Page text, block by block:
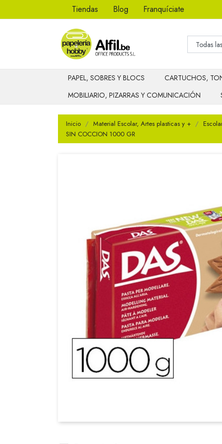
Tiendas Blog Franquíciate
PAPEL, SOBRES Y BLOCS CARTUCHOS,
MOBILIARIO, PIZARRAS Y COMUNICACIÓN
Inicio Material Escolar, Artes plasticas y +
SIN COCCION 1000 GR